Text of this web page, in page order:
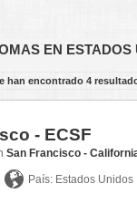
EN ESTADOS
han encontrado 4
- ECSF
San Francisco -
País: Estados Unidos